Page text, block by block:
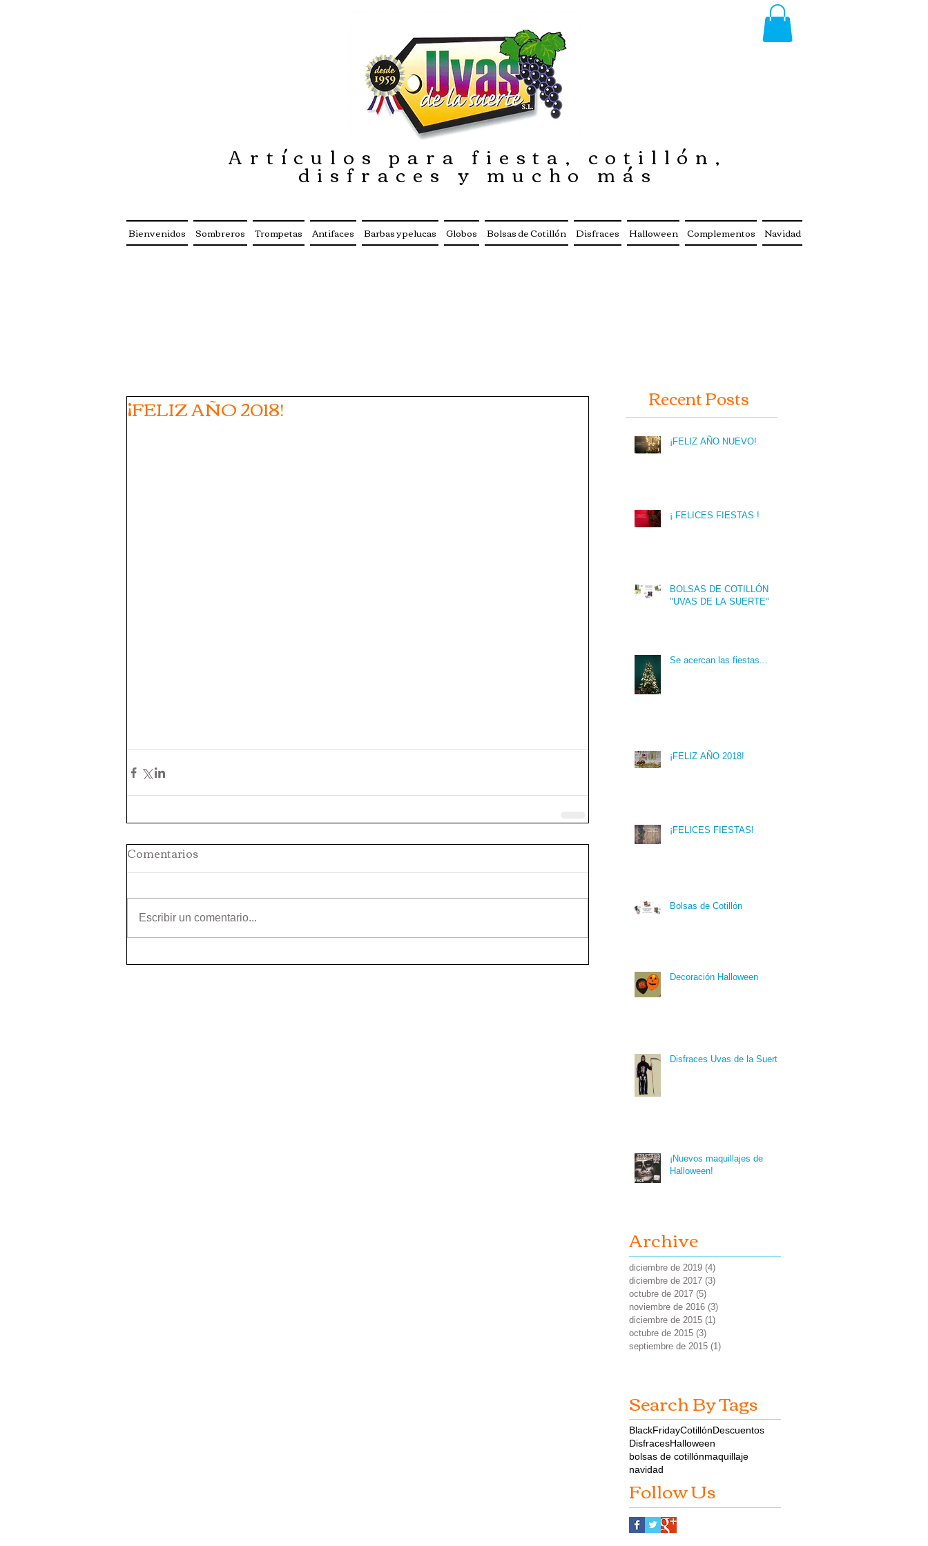
¡FELIZ AÑO 2018!
Comentarios
Escribir un comentario...
Recent Posts
¡FELIZ AÑO NUEVO!
¡ FELICES FIESTAS !
BOLSAS DE COTILLÓN
"UVAS DE LA SUERTE"
Se acercan las fiestas...
¡FELIZ AÑO 2018!
¡FELICES FIESTAS!
Bolsas de Cotillón
Decoración Halloween
Disfraces Uvas de la Suerte
¡Nuevos maquillajes de
Halloween!
Archive
diciembre de 2019 (4)
diciembre de 2017 (3)
octubre de 2017 (5)
noviembre de 2016 (3)
diciembre de 2015 (1)
octubre de 2015 (3)
septiembre de 2015 (1)
Search By Tags
Follow Us
BlackFridayCotillónDescuentos
DisfracesHalloween
bolsas de cotillónmaquillaje
navidad
Artículos para fiesta, cotillón,
disfraces y mucho más
Bienvenidos Sombreros Trompetas Antifaces Barbas y pelucas Globos Bolsas de Cotillón Disfraces Halloween Complementos Navidad